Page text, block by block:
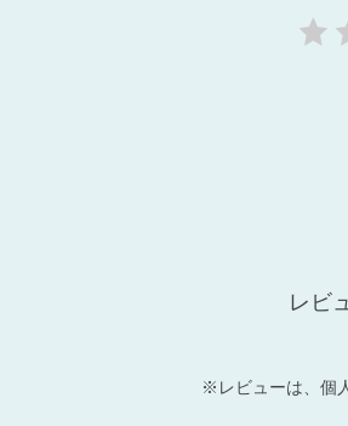
レビ
※レビューは、個